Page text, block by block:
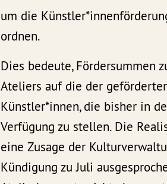
um die
ordnen.
Dies bedeute, Fördersummen
Ateliers auf die der
Künstler*innen, die bisher in
Verfügung zu stellen. Die
eine Zusage der
Kündigung zu Juli